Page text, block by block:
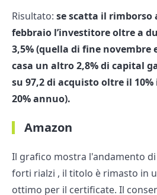
Risultato: se scatta il
febbraio l’investitore oltre a
3,5% (quella di fine novembre
casa un altro 2,8% di capital
su 97,2 di acquisto oltre il
20% annuo).
Amazon
Il grafico mostra l'andamento
forti rialzi , il titolo è rimasto in
ottimo per il certificate. Il